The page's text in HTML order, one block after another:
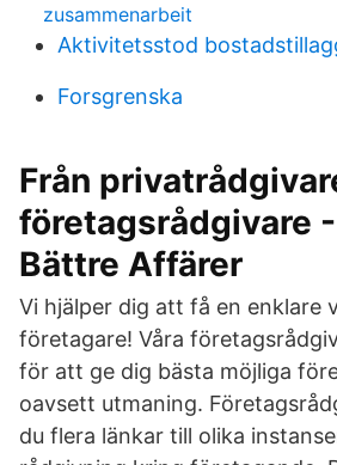
zusammenarbeit
Aktivitetsstod
Forsgrenska
Från
företagsrådgivare
Bättre Affärer
Vi hjälper dig att få en enklare
företagare! Våra
för att ge dig bästa möjliga
oavsett utmaning.
du flera länkar till olika